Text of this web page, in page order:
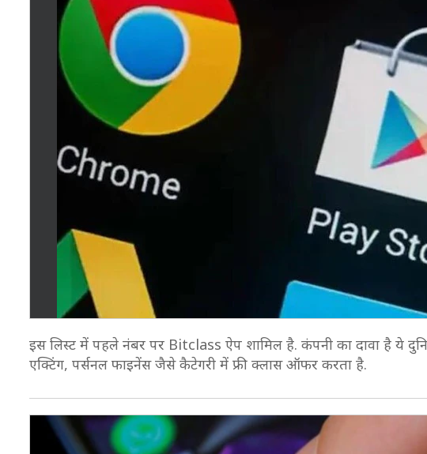
इस लिस्ट में पहले नंबर पर Bitclass ऐप शामिल है. कंपनी का दावा है ये
एक्टिंग, पर्सनल फाइनेंस जैसे कैटेगरी में फ्री क्लास ऑफर करता है.